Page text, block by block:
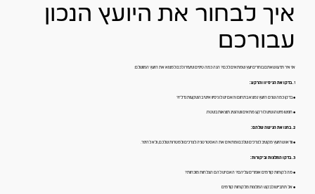
איך לבחור את היועץ הנכון
עבורכם
אז איך תדעו שאתם בוחרים יועץ שמתאים לכם? הנה כמה טיפים שיעזרו לכם למצוא את היועץ המושלם:
1 . בדקו את הניסיון והרקע:
• בדקו כמה שנים היועץ נמצא בתחום והאם יש לו ניסיון אישי בהשקעות נדל"ן?
• חפשו מישהו שיש לו רקע מתאים ושהשיג תוצאות בשטח.
2. בחנו את הגישה שלהם:
• וודאו שהיועץ מקשיב לצרכים שלכם ומתאים את האסטרטגיה לצרכים ולמטרות שלכם, ולא להיפך.
3. בדקו המלצות וביקורות:
• מה לקוחות קודמים אומרים עליהם? האם יש להם הצלחות מוכחות?
• אל תתביישו לבקש המלצות מלקוחות קודמים